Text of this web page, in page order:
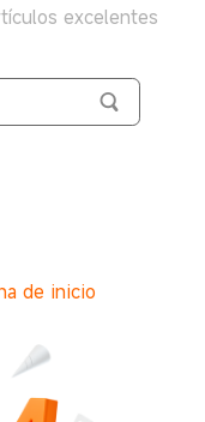
excelentes
de inicio